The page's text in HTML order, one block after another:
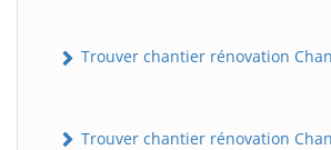
Trouver chantier rénovation
Trouver chantier rénovation